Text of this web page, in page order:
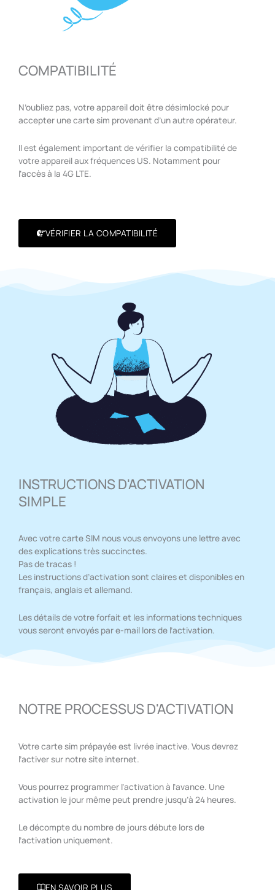
COMPATIBILITÉ
N’oubliez pas, votre appareil doit être désimlocké pour
accepter une carte sim provenant d’un autre opérateur.
Il est également important de vérifier la compatibilité de
votre appareil aux fréquences US. Notamment pour
l’accès à la 4G LTE.
VÉRIFIER LA COMPATIBILITÉ
INSTRUCTIONS D'ACTIVATION
SIMPLE
Avec votre carte SIM nous vous envoyons une lettre avec
des explications très succinctes.
Pas de tracas !
Les instructions d’activation sont claires et disponibles en
français, anglais et allemand.
Les détails de votre forfait et les informations techniques
vous seront envoyés par e-mail lors de l’activation.
NOTRE PROCESSUS D'ACTIVATION
Votre carte sim prépayée est livrée inactive. Vous devrez
l’activer sur notre site internet.
Vous pourrez programmer l’activation à l’avance. Une
activation le jour même peut prendre jusqu’à 24 heures.
Le décompte du nombre de jours débute lors de
l’activation uniquement.
EN SAVOIR PLUS